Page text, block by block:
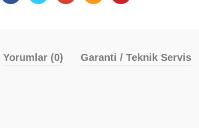
Yorumlar (0) Garanti / Teknik Servis